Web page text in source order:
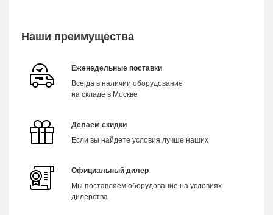
Наши преимущества
Еженедельные поставки
Всегда в наличии оборудование
на складе в Москве
Делаем скидки
Если вы найдете условия лучше наших
Официальный дилер
Мы поставляем оборудование на условиях
дилерства